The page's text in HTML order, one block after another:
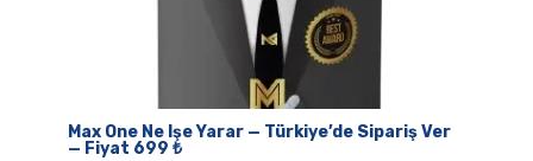
Max One Ne Işe Yarar — Türkiye’de Sipariş Ver
— Fiyat 699 ₺